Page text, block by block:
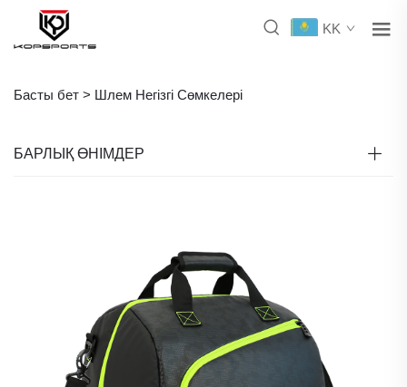
KK
Басты бет > Шлем Негізгі Сөмкелері
БАРЛЫҚ ӨНІМДЕР